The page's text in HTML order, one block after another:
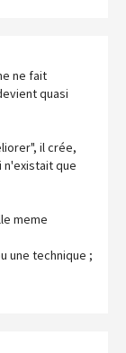
ne fait
quasi
il crée,
n'existait que
meme
une technique ;